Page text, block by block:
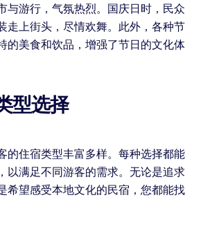
与游行，气氛热烈。国庆日时，民众
走上街头，尽情欢舞。此外，各种节
的美食和饮品，增强了节日的文化体
型选择
的住宿类型丰富多样。每种选择都能
以满足不同游客的需求。无论是追求
希望感受本地文化的民宿，您都能找